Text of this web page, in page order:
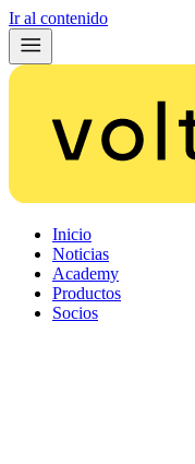
Ir al contenido
Inicio
Noticias
Academy
Productos
Socios